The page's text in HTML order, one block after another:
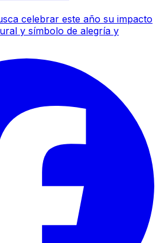
celebrar este año su impacto
y símbolo de alegría y